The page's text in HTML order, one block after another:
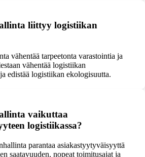
liittyy logistiikan
vähentää tarpeetonta varastointia ja
vähentää logistiikan
edistää logistiikan ekologisuutta.
vaikuttaa
logistiikassa?
parantaa asiakastyytyväisyyttä
saatavuuden, nopeat toimitusajat ja